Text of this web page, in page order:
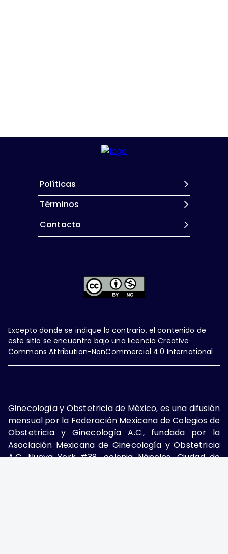
Políticas
Términos
Contacto
Excepto donde se indique lo contrario, el contenido de
este sitio se encuentra bajo una licencia Creative
Commons Attribution-NonCommercial 4.0 International
Ginecología y Obstetricia de México, es una difusión
mensual por la Federación Mexicana de Colegios de
Obstetricia y Ginecología A.C., fundada por la
Asociación Mexicana de Ginecología y Obstetricia
A.C. Nueva York #38, colonia Nápoles, Ciudad de